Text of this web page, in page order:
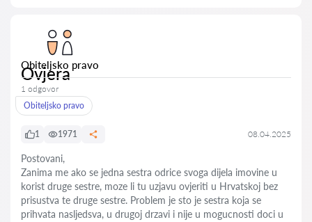
Obiteljsko pravo
Ovjera
1 odgovor
Obiteljsko pravo
1 1971 08.04.2025
Postovani,
Zanima me ako se jedna sestra odrice svoga dijela imovine u
korist druge sestre, moze li tu uzjavu ovjeriti u Hrvatskoj bez
prisustva te druge sestre. Problem je sto je sestra koja se
prihvata nasljedsva, u drugoj drzavi i nije u mogucnosti doci u